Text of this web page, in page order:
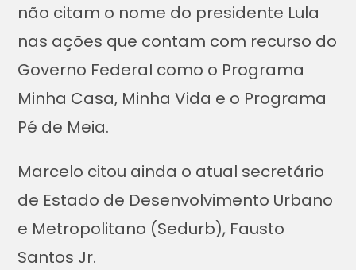
não citam o nome do presidente Lula
nas ações que contam com recurso do
Governo Federal como o Programa
Minha Casa, Minha Vida e o Programa
Pé de Meia.
Marcelo citou ainda o atual secretário
de Estado de Desenvolvimento Urbano
e Metropolitano (Sedurb), Fausto
Santos Jr.